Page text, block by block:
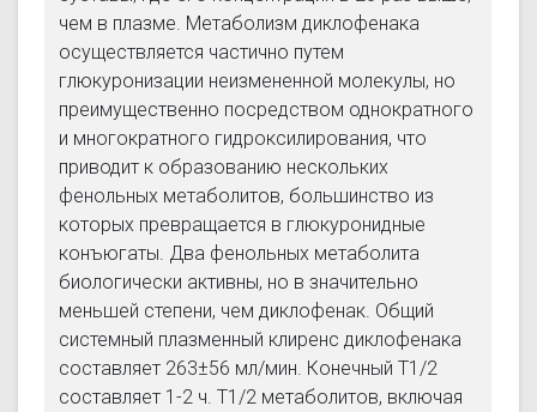
чем в плазме. Метаболизм диклофенака
осуществляется частично путем
глюкуронизации неизмененной молекулы, но
преимущественно посредством однократного
и многократного гидроксилирования, что
приводит к образованию нескольких
фенольных метаболитов, большинство из
которых превращается в глюкуронидные
конъюгаты. Два фенольных метаболита
биологически активны, но в значительно
меньшей степени, чем диклофенак. Общий
системный плазменный клиренс диклофенака
составляет 263±56 мл/мин. Конечный T1/2
составляет 1-2 ч. T1/2 метаболитов, включая